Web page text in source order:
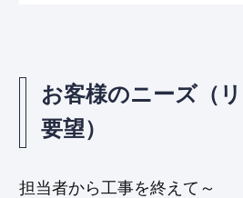
お客様のニーズ（
要望）
担当者から工事を終えて～